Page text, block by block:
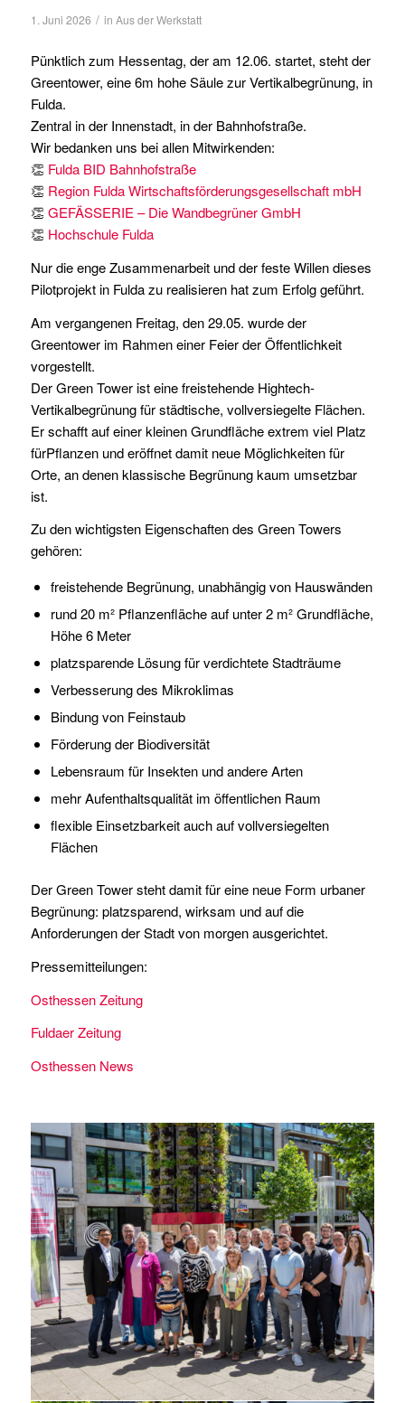
1. Juni 2026 / in Aus der Werkstatt
Pünktlich zum Hessentag, der am 12.06. startet, steht der
Greentower, eine 6m hohe Säule zur Vertikalbegrünung, in
Fulda.
Zentral in der Innenstadt, in der Bahnhofstraße.
Wir bedanken uns bei allen Mitwirkenden:
👏 Fulda BID Bahnhofstraße
👏 Region Fulda Wirtschaftsförderungsgesellschaft mbH
👏 GEFÄSSERIE – Die Wandbegrüner GmbH
👏 Hochschule Fulda
Nur die enge Zusammenarbeit und der feste Willen dieses
Pilotprojekt in Fulda zu realisieren hat zum Erfolg geführt.
Am vergangenen Freitag, den 29.05. wurde der
Greentower im Rahmen einer Feier der Öffentlichkeit
vorgestellt.
Der Green Tower ist eine freistehende Hightech-
Vertikalbegrünung für städtische, vollversiegelte Flächen.
Er schafft auf einer kleinen Grundfläche extrem viel Platz
fürPflanzen und eröffnet damit neue Möglichkeiten für
Orte, an denen klassische Begrünung kaum umsetzbar
ist.
Zu den wichtigsten Eigenschaften des Green Towers
gehören:
freistehende Begrünung, unabhängig von Hauswänden
rund 20 m² Pflanzenfläche auf unter 2 m² Grundfläche,
Höhe 6 Meter
platzsparende Lösung für verdichtete Stadträume
Verbesserung des Mikroklimas
Bindung von Feinstaub
Förderung der Biodiversität
Lebensraum für Insekten und andere Arten
mehr Aufenthaltsqualität im öffentlichen Raum
flexible Einsetzbarkeit auch auf vollversiegelten
Flächen
Der Green Tower steht damit für eine neue Form urbaner
Begrünung: platzsparend, wirksam und auf die
Anforderungen der Stadt von morgen ausgerichtet.
Pressemitteilungen:
Osthessen Zeitung
Fuldaer Zeitung
Osthessen News